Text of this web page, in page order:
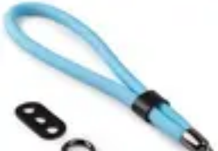
Revente Cadeaux Noël
Stratégies de ReventeConseils pratiques
Revente
Préparation à la revente
Revente Cadeaux Noël